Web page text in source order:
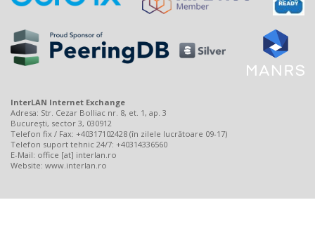
InterLAN Internet Exchange
Adresa: Str. Cezar Bolliac nr. 8, et. 1, ap. 3
București, sector 3, 030912
Telefon fix / Fax: +40317102428 (în zilele lucrătoare 09-17)
Telefon suport tehnic 24/7: +40314336560
E-Mail: office [at] interlan.ro
Website: www.interlan.ro